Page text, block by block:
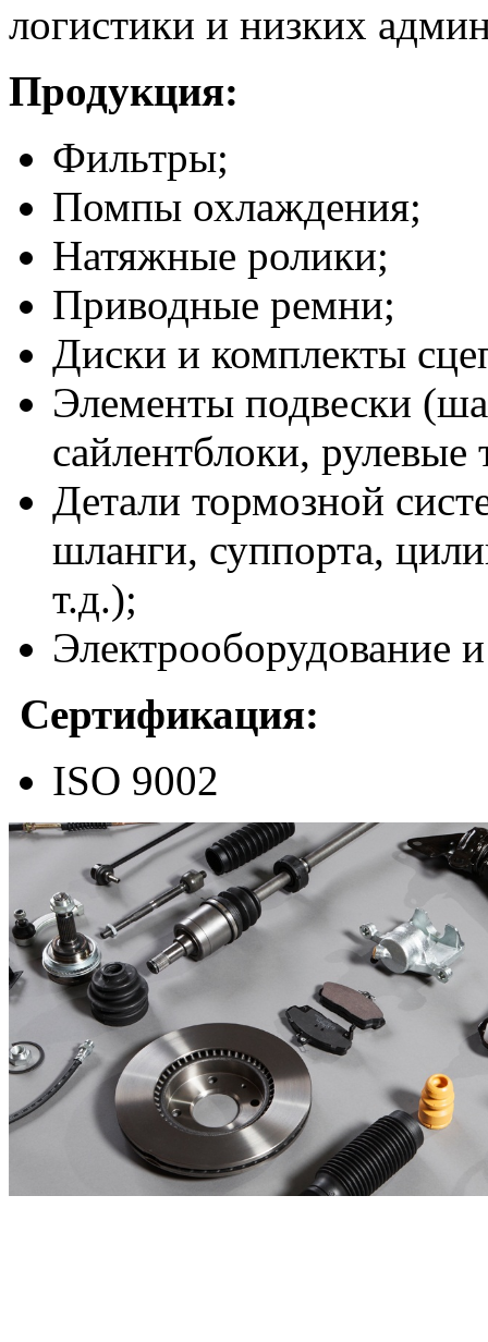
логистики и низких
Продукция:
Фильтры;
Помпы охлаждения;
Натяжные ролики;
Приводные ремни;
Диски и комплекты
Элементы подвески
сайлентблоки, рулевые
Детали тормозной
шланги, суппорта,
т.д.);
Электрооборудование
Сертификация:
ISO 9002